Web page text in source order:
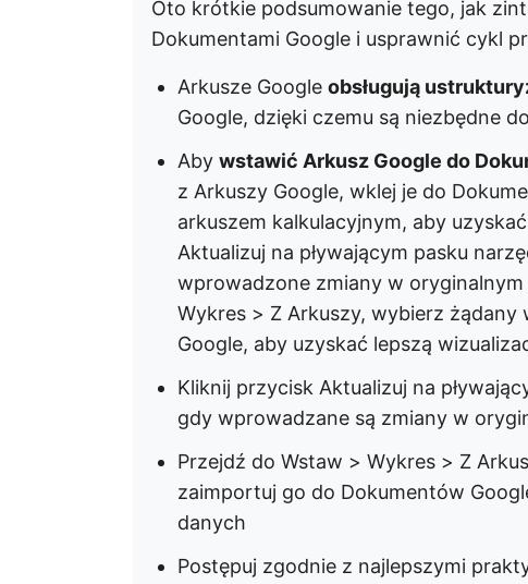
Oto krótkie podsumowanie tego, jak
Dokumentami Google i usprawnić cykl
Arkusze Google obsługują
Google, dzięki czemu są niezbędne
Aby wstawić Arkusz Google do
z Arkuszy Google, wklej je do
arkuszem kalkulacyjnym, aby
Aktualizuj na pływającym pasku
wprowadzone zmiany w
Wykres > Z Arkuszy, wybierz
Google, aby uzyskać lepszą
Kliknij przycisk Aktualizuj na
gdy wprowadzane są zmiany w
Przejdź do Wstaw > Wykres > Z
zaimportuj go do Dokumentów
danych
Postępuj zgodnie z najlepszymi